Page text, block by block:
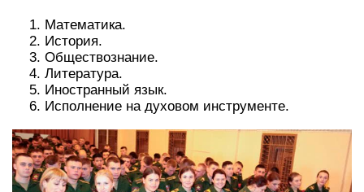
Математика.
История.
Обществознание.
Литература.
Иностранный язык.
Исполнение на духовом инструменте.